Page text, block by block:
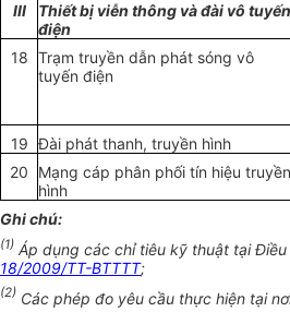
III
Thiết bị viễn thông và đài vô tuyến
điện
18 Trạm truyền dẫn phát sóng vô
tuyến điện
19 Đài phát thanh, truyền hình
20
Mạng cáp phân phối tín hiệu truyền
hình
Ghi chú:
(1) Áp dụng các chỉ tiêu kỹ thuật tại
18/2009/TT-BTTTT;
(2) Các phép đo yêu cầu thực hiện tại